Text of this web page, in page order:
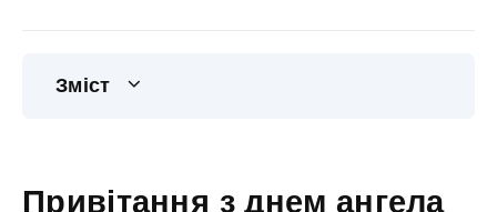
Зміст
Привітання з днем ангела